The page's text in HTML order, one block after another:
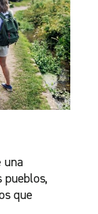
una
pueblos,
que